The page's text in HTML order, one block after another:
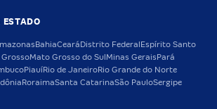
ESTADO
BahiaCeará Distrito Federal Espírito Santo
Mato Grosso do Sul Minas Gerais Pará
PiauíRio de JaneiroRio Grande do Norte
RoraimaSanta CatarinaSão PauloSergipe